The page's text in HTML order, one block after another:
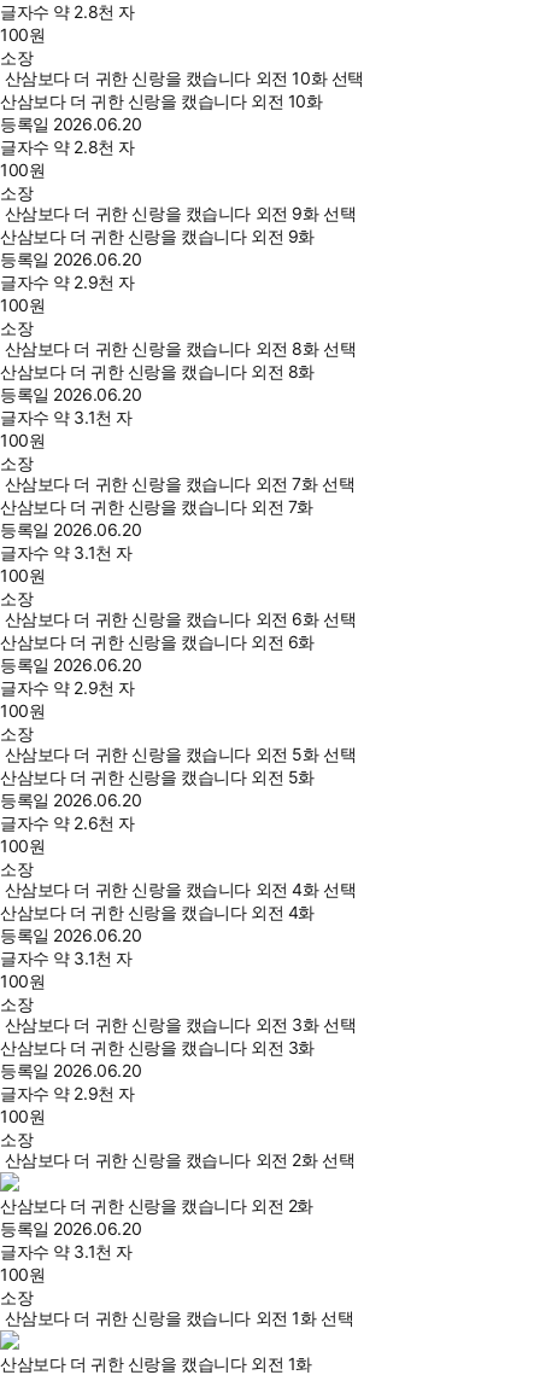
글자수 약 2.8천 자
100원
소장
산삼보다 더 귀한 신랑을 캤습니다 외전 10화 선택
산삼보다 더 귀한 신랑을 캤습니다 외전 10화
등록일 2026.06.20
글자수 약 2.8천 자
100원
소장
산삼보다 더 귀한 신랑을 캤습니다 외전 9화 선택
산삼보다 더 귀한 신랑을 캤습니다 외전 9화
등록일 2026.06.20
글자수 약 2.9천 자
100원
소장
산삼보다 더 귀한 신랑을 캤습니다 외전 8화 선택
산삼보다 더 귀한 신랑을 캤습니다 외전 8화
등록일 2026.06.20
글자수 약 3.1천 자
100원
소장
산삼보다 더 귀한 신랑을 캤습니다 외전 7화 선택
산삼보다 더 귀한 신랑을 캤습니다 외전 7화
등록일 2026.06.20
글자수 약 3.1천 자
100원
소장
산삼보다 더 귀한 신랑을 캤습니다 외전 6화 선택
산삼보다 더 귀한 신랑을 캤습니다 외전 6화
등록일 2026.06.20
글자수 약 2.9천 자
100원
소장
산삼보다 더 귀한 신랑을 캤습니다 외전 5화 선택
산삼보다 더 귀한 신랑을 캤습니다 외전 5화
등록일 2026.06.20
글자수 약 2.6천 자
100원
소장
산삼보다 더 귀한 신랑을 캤습니다 외전 4화 선택
산삼보다 더 귀한 신랑을 캤습니다 외전 4화
등록일 2026.06.20
글자수 약 3.1천 자
100원
소장
산삼보다 더 귀한 신랑을 캤습니다 외전 3화 선택
산삼보다 더 귀한 신랑을 캤습니다 외전 3화
등록일 2026.06.20
글자수 약 2.9천 자
100원
소장
산삼보다 더 귀한 신랑을 캤습니다 외전 2화 선택
산삼보다 더 귀한 신랑을 캤습니다 외전 2화
등록일 2026.06.20
글자수 약 3.1천 자
100원
소장
산삼보다 더 귀한 신랑을 캤습니다 외전 1화 선택
산삼보다 더 귀한 신랑을 캤습니다 외전 1화